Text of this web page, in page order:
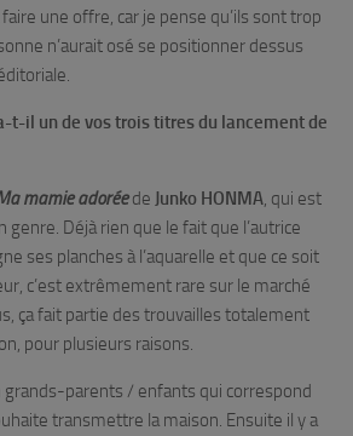
une offre, car je pense qu’ils sont trop
n’aurait osé se positionner dessus
t-il un de vos trois titres du lancement de
mamie adoréede Junko HONMA, qui est
Déjà rien que le fait que l’autrice
ses planches à l’aquarelle et que ce soit
c’est extrêmement rare sur le marché
ça fait partie des trouvailles totalement
pour plusieurs raisons.
grands-parents / enfants qui correspond
transmettre la maison. Ensuite il y a